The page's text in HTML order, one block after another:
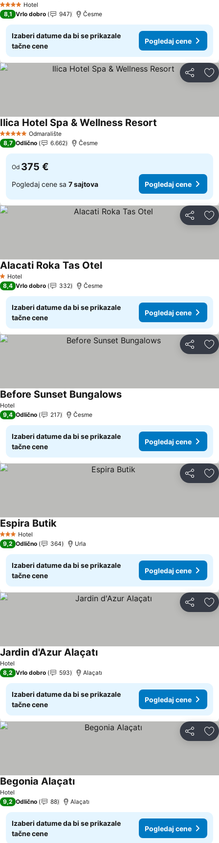
4 ZvezdiceHotel
8,1 Vrlo dobro 947 Česme
Izaberi datume da bi se prikazale
tačne cene
Pogledaj cene
Deli
5 ZvezdiceOdmaralište
Ilica Hotel Spa & Wellness Resort
8,7 Odlično 6.662 Česme
Od 375 €
Pogledaj cene sa 7 sajtova Pogledaj cene
Deli
1 Zvezdice
Hotel
Alacati Roka Tas Otel
8,4 Vrlo dobro 332 Česme
Izaberi datume da bi se prikazale
tačne cene
Pogledaj cene
Deli
Hotel
Before Sunset Bungalows
9,4 Odlično 217 Česme
Izaberi datume da bi se prikazale
tačne cene
Pogledaj cene
Deli
3 Zvezdice
Hotel
Espira Butik
9,2 Odlično 364 Urla
Izaberi datume da bi se prikazale
tačne cene
Pogledaj cene
Deli
Hotel
Jardin d'Azur Alaçatı
8,2 Vrlo dobro 593 Alaçatı
Izaberi datume da bi se prikazale
tačne cene
Pogledaj cene
Deli
Hotel
Begonia Alaçatı
9,2 Odlično 88 Alaçatı
Izaberi datume da bi se prikazale
tačne cene
Pogledaj cene